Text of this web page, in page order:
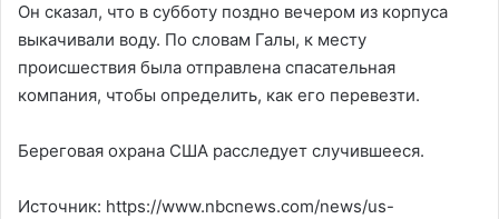
Он сказал, что в субботу поздно вечером из корпуса
выкачивали воду. По словам Галы, к месту
происшествия была отправлена спасательная
компания, чтобы определить, как его перевезти.
Береговая охрана США расследует случившееся.
Источник: https://www.nbcnews.com/news/us-